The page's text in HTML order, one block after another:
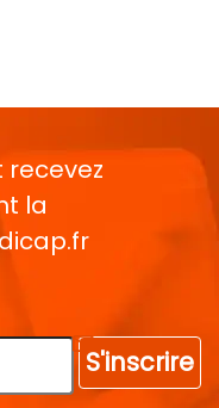
recevez
la
S'inscrire